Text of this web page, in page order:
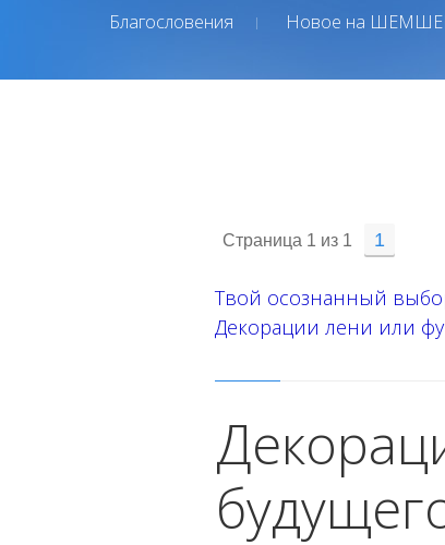
Благословения
Новое на
Страница 1 из 1 1
Твой осознанный
Декорации лени или